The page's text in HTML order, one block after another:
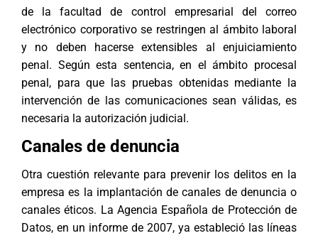
de la facultad de control empresarial del correo
electrónico corporativo se restringen al ámbito laboral
y no deben hacerse extensibles al enjuiciamiento
penal. Según esta sentencia, en el ámbito procesal
penal, para que las pruebas obtenidas mediante la
intervención de las comunicaciones sean válidas, es
necesaria la autorización judicial.
Canales de denuncia
Otra cuestión relevante para prevenir los delitos en la
empresa es la implantación de canales de denuncia o
canales éticos. La Agencia Española de Protección de
Datos, en un informe de 2007, ya estableció las líneas